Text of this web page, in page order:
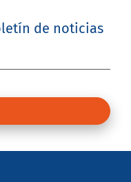
de noticias